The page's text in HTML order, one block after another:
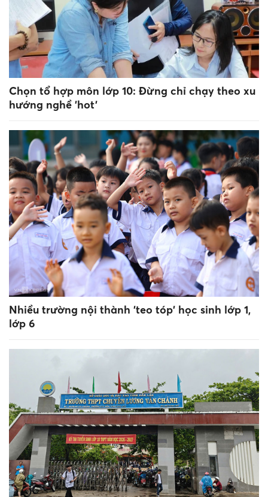
Chọn tổ hợp môn lớp 10: Đừng chỉ chạy theo xu
hướng nghề 'hot'
Nhiều trường nội thành 'teo tóp' học sinh lớp 1,
lớp 6